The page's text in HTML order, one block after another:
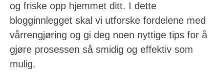
og friske opp hjemmet ditt. I dette
blogginnlegget skal vi utforske fordelene med
vårrengjøring og gi deg noen nyttige tips for å
gjøre prosessen så smidig og effektiv som
mulig.